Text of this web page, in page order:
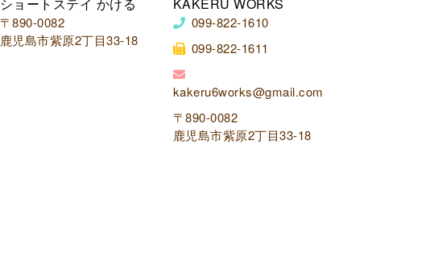
〒890-0082
鹿児島市紫原2丁目33-18
099-822-1610
099-822-1611
kakeru6works@gmail.com
〒890-0082
鹿児島市紫原2丁目33-18